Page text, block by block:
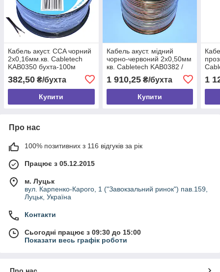
Кабель акуст. CCA чорний
2х0,16мм.кв. Cabletech
KAB0350 бухта-100м
382,50 ₴/бухта
Купити
Кабель акуст. мідний
чорно-червоний 2х0,50мм
кв. Cabletech KAB0382 /
1 910,25₴/бухта
Купити
1
Про нас
100% позитивних з 116 відгуків за рік
Працює з 05.12.2015
м. Луцьк
вул. Карпенко-Карого, 1 ("Завокзальний ринок") пав.159,
Луцьк, Україна
Контакти
Сьогодні працює з 09:30 до 15:00
Показати весь графік роботи